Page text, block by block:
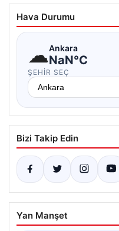
Hava Durumu
☁Ankara
NaN°C
ŞEHIR SEÇ
Bizi Takip Edin
Yan Manşet